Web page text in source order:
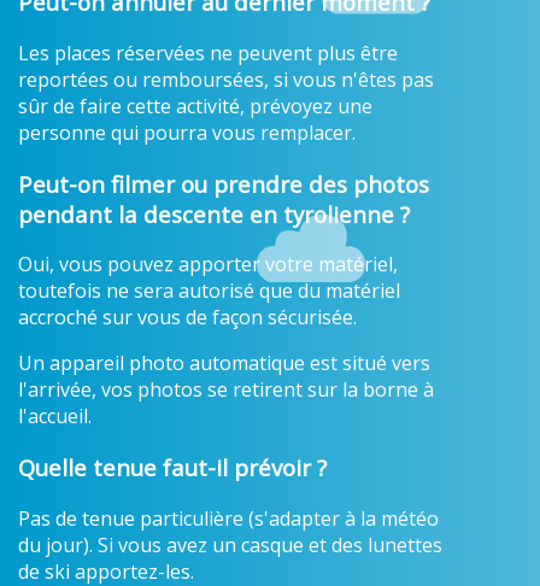
Les places réservées ne peuvent plus être
reportées ou remboursées, si vous n'êtes pas
sûr de faire cette activité, prévoyez une
personne qui pourra vous remplacer.
Peut-on filmer ou prendre des photos
pendant la descente en tyrolienne ?
Oui, vous pouvez apporter votre matériel,
toutefois ne sera autorisé que du matériel
accroché sur vous de façon sécurisée.
Un appareil photo automatique est situé vers
l'arrivée, vos photos se retirent sur la borne à
l'accueil.
Quelle tenue faut-il prévoir ?
Pas de tenue particulière (s'adapter à la météo
du jour). Si vous avez un casque et des lunettes
de ski apportez-les.